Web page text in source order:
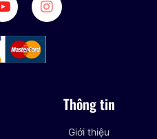
Thông tin
Giới thiệu